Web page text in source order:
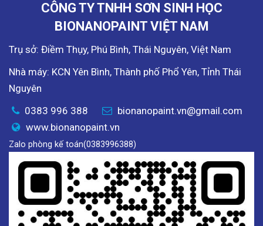
CÔNG TY TNHH SƠN SINH HỌC
BIONANOPAINT VIỆT NAM
Trụ sở: Điềm Thụy, Phú Bình, Thái Nguyên, Việt Nam
Nhà máy: KCN Yên Bình, Thành phố Phổ Yên, Tỉnh Thái
Nguyên
0383 996 388
bionanopaint.vn@gmail.com
www.bionanopaint.vn
Zalo phòng kế toán(0383996388)